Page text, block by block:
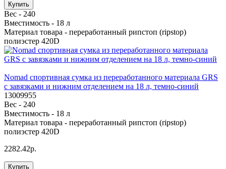
Купить
Вес - 240
Вместимость - 18 л
Материал товара - переработанный рипстоп (ripstop)
полиэстер 420D
Nomad спортивная сумка из переработанного материала GRS
с завязками и нижним отделением на 18 л, темно-синий
13009955
Вес - 240
Вместимость - 18 л
Материал товара - переработанный рипстоп (ripstop)
полиэстер 420D
2282.42р.
Купить